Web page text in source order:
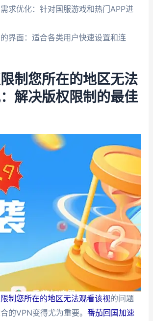
求优化：针对国服游戏和热门APP进
界面：适合各类用户快速设置和连
制您所在的地区无法
解决版权限制的最佳
制您所在的地区无法观看该视的问题
的VPN变得尤为重要。 番茄回国加速